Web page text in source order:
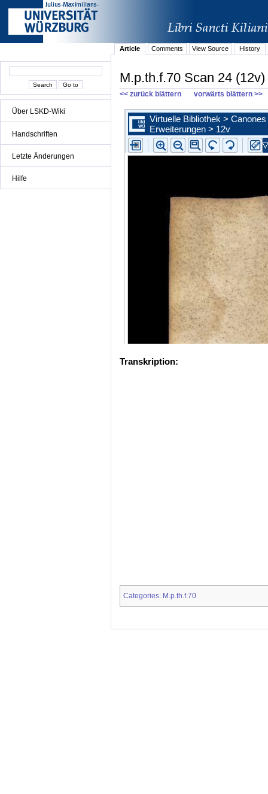
Über LSKD-Wiki
Handschriften
Letzte Änderungen
Hilfe
Article Comments View Source History
M.p.th.f.70 Scan 24 (12v)
<< zurück blättern vorwärts blättern >>
Transkription:
Categories: M.p.th.f.70